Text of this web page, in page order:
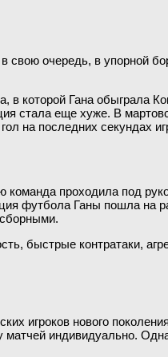
свою очередь, в
в которой Гана обыграла
стала еще хуже. В
на последних секундах
проходила под
футбола Ганы пошла на
быстрые контратаки,
игроков нового
индивидуально.